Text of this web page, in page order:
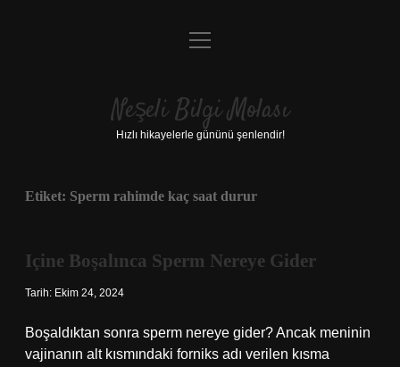
Anasayfa
Yasal Uyarı
menüyü
Neşeli Bilgi Molası
Hızlı hikayelerle gününü şenlendir!
Etiket: Sperm rahimde kaç saat durur
Içine Boşalınca Sperm Nereye Gider
Tarih: Ekim 24, 2024
Boşaldıktan sonra sperm nereye gider? Ancak meninin
vajinanın alt kısmındaki forniks adı verilen kısma